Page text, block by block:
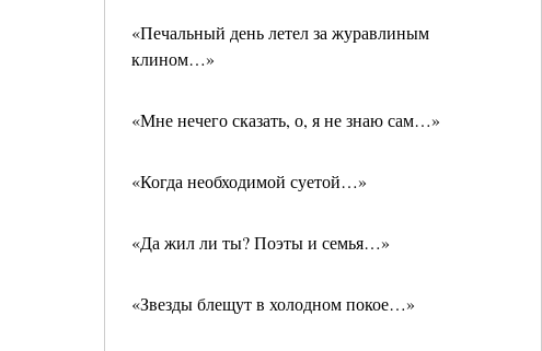
«Печальный день летел за журавлиным
клином…»
«Мне нечего сказать, о, я не знаю сам…»
«Когда необходимой суетой…»
«Да жил ли ты? Поэты и семья…»
«Звезды блещут в холодном покое…»